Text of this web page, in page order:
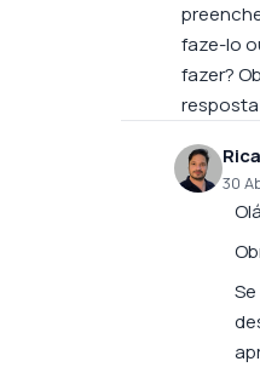
faze-lo
fazer?
30